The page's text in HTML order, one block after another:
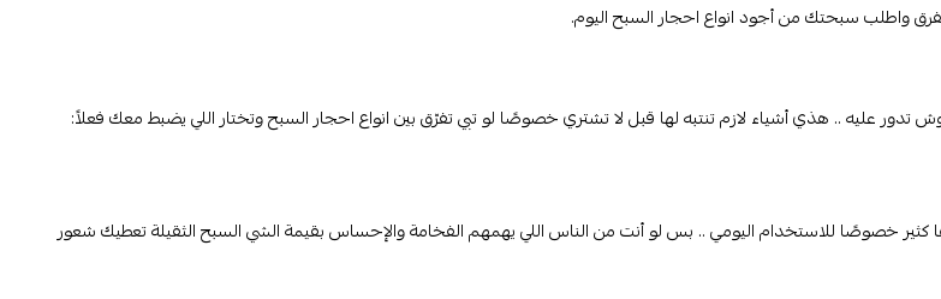
سبحتك من أجود انواع احجار السبح اليوم.
عليه .. هذي أشياء لازم تنتبه لها قبل لا تشتري خصوصًا لو تبي تفرّق بين انواع احجار السبح وتختار اللي يضبط معك فعلاً:
خصوصًا للاستخدام اليومي .. بس لو أنت من الناس اللي يهمهم الفخامة والإحساس بقيمة الشي السبح الثقيلة تعطيك شعور